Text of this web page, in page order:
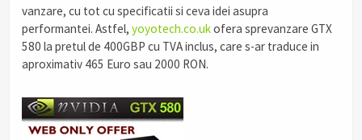
vanzare, cu tot cu specificatii si ceva idei asupra
performantei. Astfel, yoyotech.co.ukofera sprevanzare GTX
580 la pretul de 400GBP cu TVA inclus, care s-ar traduce in
aproximativ 465 Euro sau 2000 RON.